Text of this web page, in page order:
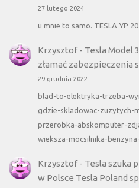
27 lutego 2024
u mnie to samo. TESLA YP
Krzysztof- Tesla Model
złamać zabezpieczenia
29 grudnia 2022
blad-to-elektryka-trzeba-
gdzie-skladowac-zuzytych-
przerobka-abskomputer-
wieksza-mocsilnika-
Krzysztof- Tesla szuka
w Polsce Tesla Poland